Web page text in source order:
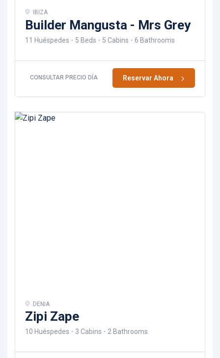
IBIZA
Builder Mangusta - Mrs Grey
11 Huéspedes 5 Beds 5 Cabins 6 Bathrooms
CONSULTAR PRECIO DÍA Reservar Ahora
DENIA
Zipi Zape
10 Huéspedes 3 Cabins 2 Bathrooms